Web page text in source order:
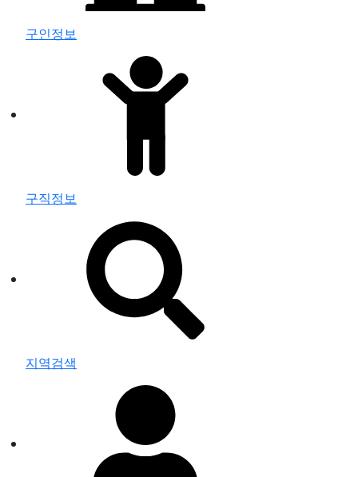
구인정보
구직정보
지역검색